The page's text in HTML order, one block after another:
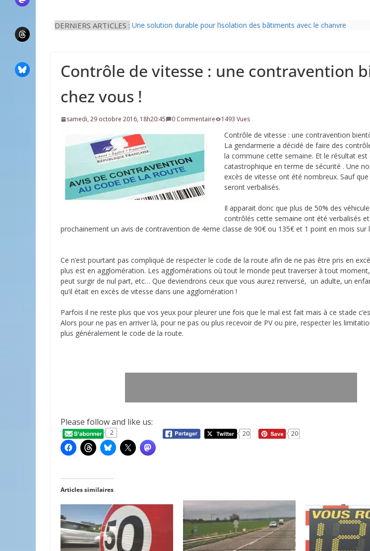
DERNIERS ARTICLES : Une solution durable pour l’isolation des bâtiments avec le chanvre
Contrôle de vitesse : une contravention
chez vous !
samedi, 29 octobre 2016, 18h20:45 0 Commentaire 1493 Vues
Contrôle de vitesse : une contravention
La gendarmerie a décidé de faire des
la commune cette semaine. Et le résultat
catastrophique en terme de sécurité . Une
excès de vitesse ont été nombreux. Sauf
seront verbalisés.
Il apparait donc que plus de 50% des
contrôlés cette semaine ont été verbalisés
prochainement un avis de contravention de 4eme classe de 90€ ou 135€ et 1 point en mois sur
Ce n’est pourtant pas compliqué de respecter le code de la route afin de ne pas être pris en
plus est en agglomération. Les agglomérations où tout le monde peut traverser à tout
peut surgir de nul part, etc… Que deviendrons ceux que vous aurez renversé, un adulte, un
qu’il était en excès de vitesse dans une agglomération !
Parfois il ne reste plus que vos yeux pour pleurer une fois que le mal est fait mais à ce stade
Alors pour ne pas en arriver là, pour ne pas ou plus recevoir de PV ou pire, respecter les
plus généralement le code de la route.
Please follow and like us:
2 20 20
Articles similaires